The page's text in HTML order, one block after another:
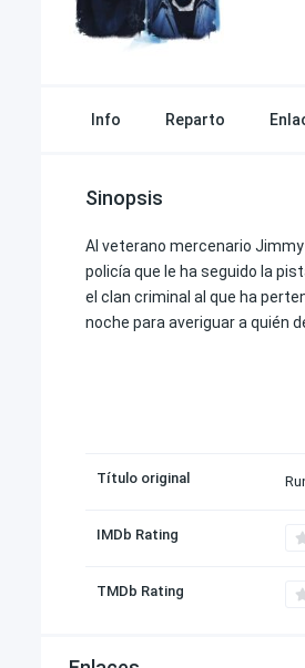
Info Reparto
Sinopsis
Al veterano mercenario
policía que le ha seguido la
el clan criminal al que ha
noche para averiguar a quién
Título original
IMDb Rating
TMDb Rating